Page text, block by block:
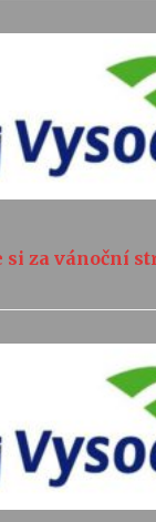
si za vánoční